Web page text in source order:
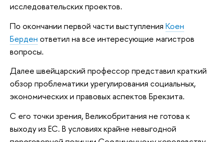
исследовательских проектов.
По окончании первой части выступления Коен
Берден ответил на все интересующие магистров
вопросы.
Далее швейцарский профессор представил краткий
обзор проблематики урегулирования социальных,
экономических и правовых аспектов Брекзита.
С его точки зрения, Великобритания не готова к
выходу из ЕС. В условиях крайне невыгодной